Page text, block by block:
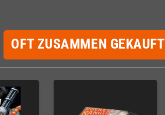
OFT ZUSAMMEN GEKAUFT